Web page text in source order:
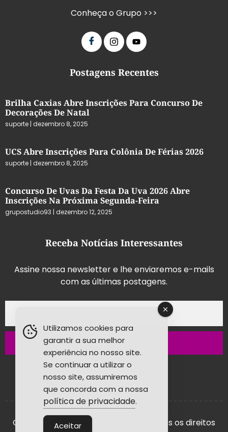
Conheça o Grupo >>>
Postagens Recentes
Brilha Caxias Abre Inscrições Para Concurso De
Decorações De Natal
suporte dezembro 8, 2025
UCS Abre Inscrições Para Colônia De Férias 2026
suporte dezembro 8, 2025
Concurso De Uvas Da Festa Da Uva 2026 Abre
Inscrições Na Próxima Segunda-Feira
grupostudio93 dezembro 12, 2025
Receba Notícias Interessantes
Assine nossa newsletter e lhe enviaremos e-mails
com as últimas postagens.
Inscrever-se
Copyright © 2026 - Grupo Studio! Todos os direitos
Utilizamos cookies para
garantir a sua melhor
experiência no nosso site.
Se continuar a utilizar o
nosso site, assumiremos
que concorda com a nossa
política de privacidade.
Aceitar